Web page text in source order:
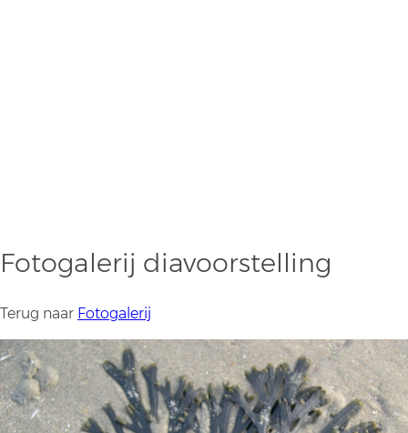
Fotogalerij diavoorstelling
Terug naar Fotogalerij